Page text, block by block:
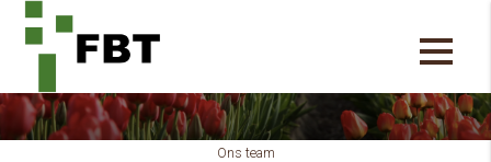
Louis van Diest
Ons team